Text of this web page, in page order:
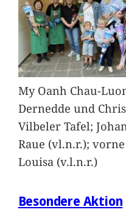
My Oanh Chau-
Dernedde und
Vilbeler Tafel;
Raue (vl.n.r.);
Louisa (v.l.n.r.)
Besondere Aktion